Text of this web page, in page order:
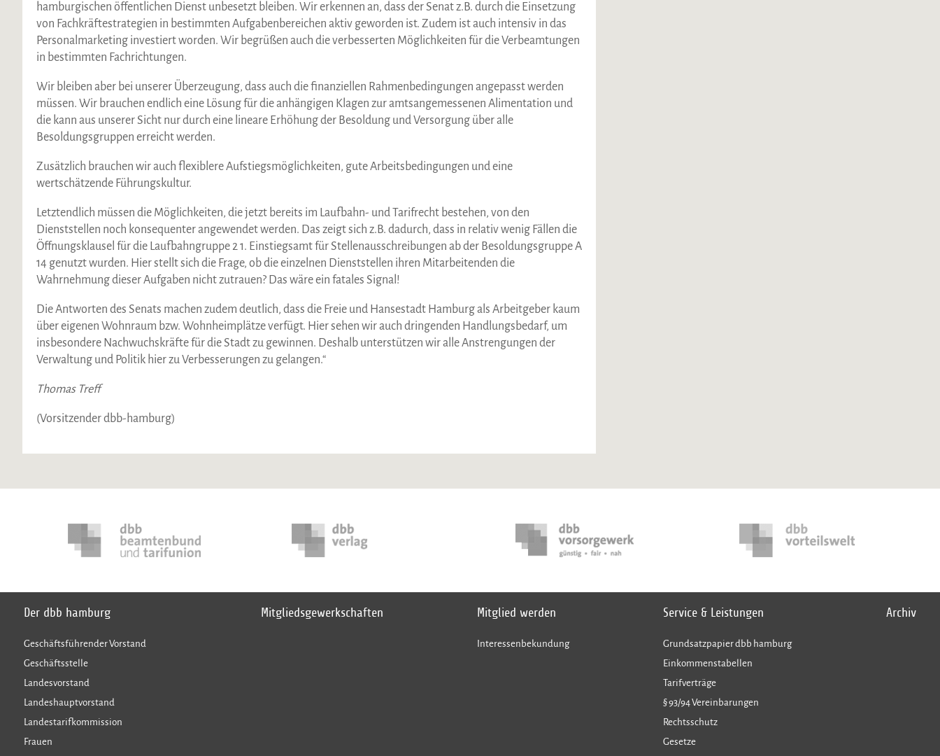
hamburgischen öffentlichen Dienst unbesetzt bleiben. Wir erkennen an, dass der Senat z.B. durch die Einsetzung
von Fachkräftestrategien in bestimmten Aufgabenbereichen aktiv geworden ist. Zudem ist auch intensiv in das
Personalmarketing investiert worden. Wir begrüßen auch die verbesserten Möglichkeiten für die Verbeamtungen
in bestimmten Fachrichtungen.
Wir bleiben aber bei unserer Überzeugung, dass auch die finanziellen Rahmenbedingungen angepasst werden
müssen. Wir brauchen endlich eine Lösung für die anhängigen Klagen zur amtsangemessenen Alimentation und
die kann aus unserer Sicht nur durch eine lineare Erhöhung der Besoldung und Versorgung über alle
Besoldungsgruppen erreicht werden.
Zusätzlich brauchen wir auch flexiblere Aufstiegsmöglichkeiten, gute Arbeitsbedingungen und eine
wertschätzende Führungskultur.
Letztendlich müssen die Möglichkeiten, die jetzt bereits im Laufbahn- und Tarifrecht bestehen, von den
Dienststellen noch konsequenter angewendet werden. Das zeigt sich z.B. dadurch, dass in relativ wenig Fällen die
Öffnungsklausel für die Laufbahngruppe 2 1. Einstiegsamt für Stellenausschreibungen ab der Besoldungsgruppe A
14 genutzt wurden. Hier stellt sich die Frage, ob die einzelnen Dienststellen ihren Mitarbeitenden die
Wahrnehmung dieser Aufgaben nicht zutrauen? Das wäre ein fatales Signal!
Die Antworten des Senats machen zudem deutlich, dass die Freie und Hansestadt Hamburg als Arbeitgeber kaum
über eigenen Wohnraum bzw. Wohnheimplätze verfügt. Hier sehen wir auch dringenden Handlungsbedarf, um
insbesondere Nachwuchskräfte für die Stadt zu gewinnen. Deshalb unterstützen wir alle Anstrengungen der
Verwaltung und Politik hier zu Verbesserungen zu gelangen.“
Thomas Treff
(Vorsitzender dbb-hamburg)
Der dbb hamburg
Geschäftsführender Vorstand
Geschäftsstelle
Landesvorstand
Landeshauptvorstand
Landestarifkommission
Frauen
Mitgliedsgewerkschaften Mitglied werden
Interessenbekundung
Service & Leistungen
Grundsatzpapier dbb hamburg
Einkommenstabellen
Tarifverträge
§ 93/94 Vereinbarungen
Rechtsschutz
Gesetze
Archiv